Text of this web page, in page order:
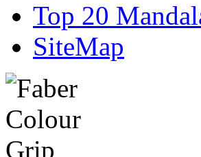
Top 20
SiteMap